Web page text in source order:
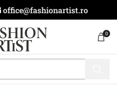
office@fashionartist.ro
0